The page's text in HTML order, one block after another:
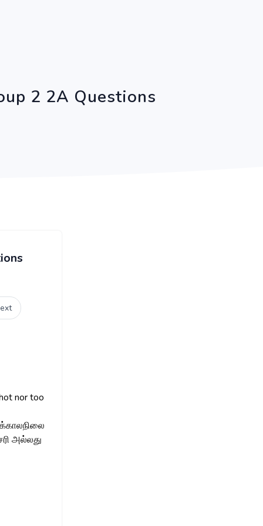
2 2A Questions
nor too
அல்லது